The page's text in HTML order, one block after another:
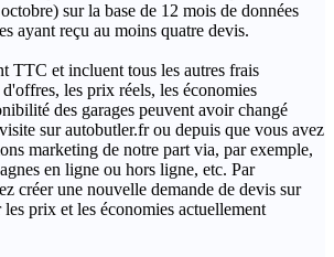
sur la base de 12 mois de données
ayant reçu au moins quatre devis.
TTC et incluent tous les autres frais
les prix réels, les économies
des garages peuvent avoir changé
sur autobutler.fr ou depuis que vous avez
marketing de notre part via, par exemple,
en ligne ou hors ligne, etc. Par
créer une nouvelle demande de devis sur
prix et les économies actuellement